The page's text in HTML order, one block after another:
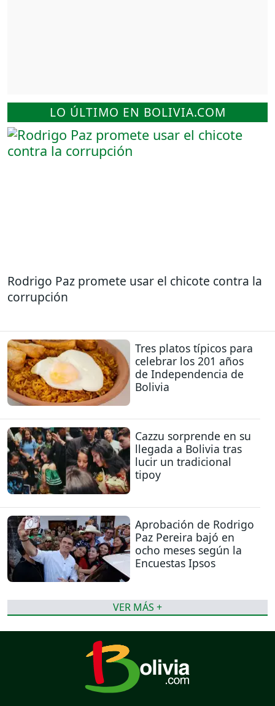
LO ÚLTIMO EN BOLIVIA.COM
Rodrigo Paz promete usar el chicote contra la
corrupción
Tres platos típicos para
celebrar los 201 años
de Independencia de
Bolivia
Cazzu sorprende en su
llegada a Bolivia tras
lucir un tradicional
tipoy
Aprobación de Rodrigo
Paz Pereira bajó en
ocho meses según la
Encuestas Ipsos
VER MÁS +